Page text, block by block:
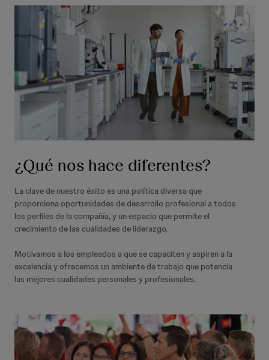
¿Qué nos hace diferentes?
La clave de nuestro éxito es una política diversa que
proporciona oportunidades de desarrollo profesional a todos
los perfiles de la compañía, y un espacio que permite el
crecimiento de las cualidades de liderazgo.
Motivamos a los empleados a que se capaciten y aspiren a la
excelencia y ofrecemos un ambiente de trabajo que potencia
las mejores cualidades personales y profesionales.